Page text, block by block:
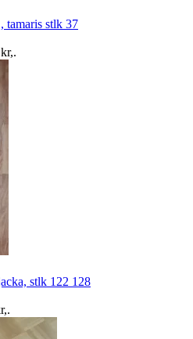
tamaris stlk 37
,.
stlk 122 128
,.